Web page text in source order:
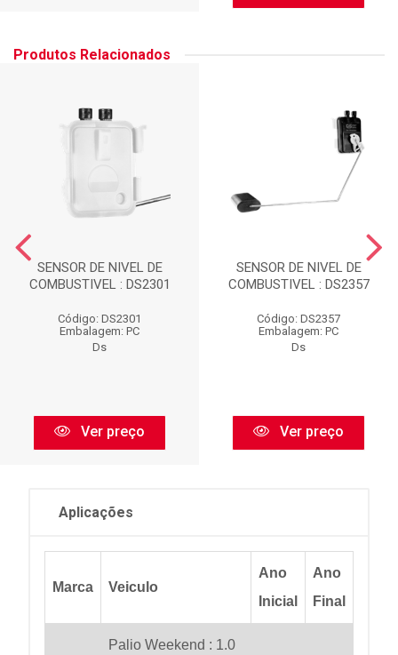
Produtos Relacionados
SENSOR DE NIVEL DE
COMBUSTIVEL : DS2301
Código: DS2301
Embalagem: PC
Ds
Ver preço
SENSOR DE NIVEL DE
COMBUSTIVEL : DS2357
Código: DS2357
Embalagem: PC
Ds
Ver preço
Aplicações
Marca Veiculo
Ano
Inicial
Ano
Final
Palio Weekend : 1.0